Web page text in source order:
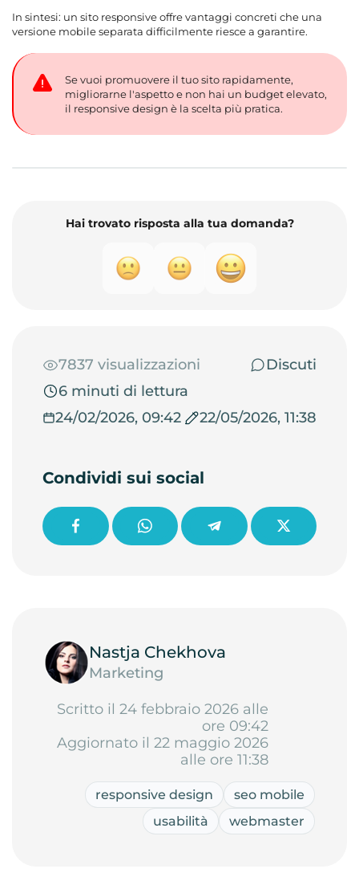
In sintesi: un sito responsive offre vantaggi concreti che una
versione mobile separata difficilmente riesce a garantire.
Se vuoi promuovere il tuo sito rapidamente,
migliorarne l'aspetto e non hai un budget elevato,
il responsive design è la scelta più pratica.
Hai trovato risposta alla tua domanda?
7837 visualizzazioni
Discuti
6 minuti di lettura
24/02/2026, 09:42
22/05/2026, 11:38
Condividi sui social
Nastja Chekhova
Marketing
Scritto il 24 febbraio 2026 alle
ore 09:42
Aggiornato il 22 maggio 2026
alle ore 11:38
responsive design
seo mobile
usabilità
webmaster